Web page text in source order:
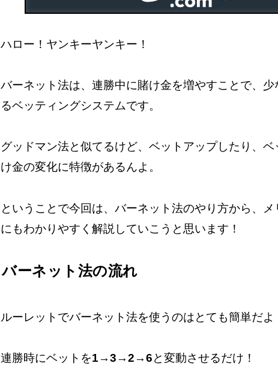
ハロー！ヤンキーヤンキー！
バーネット法は、連勝中に賭け金を増やすことで、
るベッティングシステムです。
グッドマン法と似てるけど、ベットアップしたり、
け金の変化に特徴があるんよ。
ということで今回は、バーネット法のやり方から、
にもわかりやすく解説していこうと思います！
バーネット法の流れ
ルーレットでバーネット法を使うのはとても簡単だよ
連勝時にベットを1→3→2→6と変動させるだけ！